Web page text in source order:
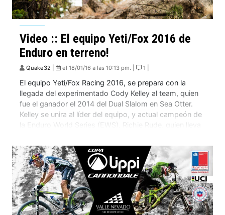
Video :: El equipo Yeti/Fox 2016 de
Enduro en terreno!
Quake32 el 18/01/16 a las 10:13 pm. | 1 |
El equipo Yeti/Fox Racing 2016, se prepara con la
llegada del experimentado Cody Kelley al team, quien
fue el ganador el 2014 del Dual Slalom en Sea Otter.
Kelley se unira al líder del equipo, y actual campeón de
la Enduro World Series (EWS), Richie Rude, quien lleva